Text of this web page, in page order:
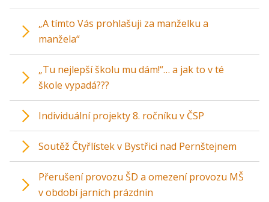
„A tímto Vás prohlašuji za manželku a
manžela“
„Tu nejlepší školu mu dám!“… a jak to v té
škole vypadá???
Individuální projekty 8. ročníku v ČSP
Soutěž Čtyřlístek v Bystřici nad Pernštejnem
Přerušení provozu ŠD a omezení provozu MŠ
v období jarních prázdnin